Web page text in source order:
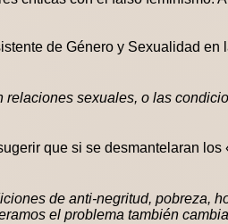
de Género y Sexualidad
sexuales, o las
que si se desmantelaran
de anti-negritud, pobreza,
el problema también